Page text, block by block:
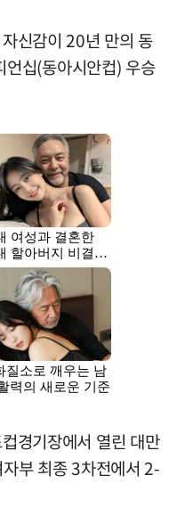
신감이 20년 만의 동
십(동아시안컵) 우승
경기장에서 열린 대만
부 최종 3차전에서 2-